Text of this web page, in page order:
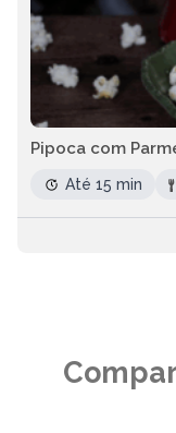
Pipoca com
Até 15 min